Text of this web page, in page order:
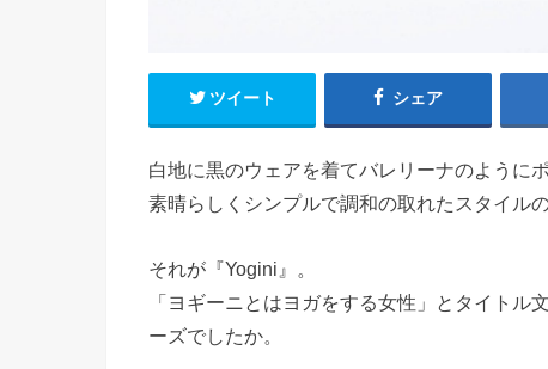
ツイート シェア
白地に黒のウェアを着てバレリーナのように
素晴らしくシンプルで調和の取れたスタイル
それが『Yogini』。
「ヨギーニとはヨガをする女性」とタイト
ーズでしたか。